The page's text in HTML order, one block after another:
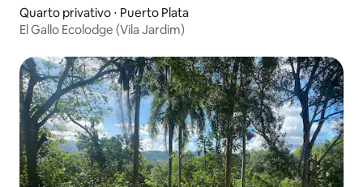
Quarto privativo ⋅ Puerto Plata
El Gallo Ecolodge (Vila Jardim)